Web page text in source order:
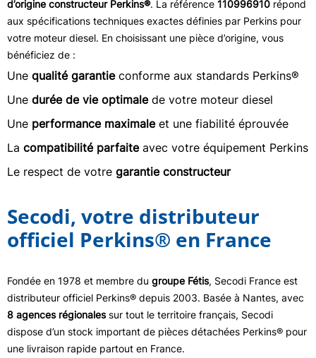
d’origine constructeur Perkins®. La référence 110996910 répond
aux spécifications techniques exactes définies par Perkins pour
votre moteur diesel. En choisissant une pièce d’origine, vous
bénéficiez de :
Une qualité garantieconforme aux standards Perkins®
Une durée de vie optimalede votre moteur diesel
Une performance maximaleet une fiabilité éprouvée
La compatibilité parfaiteavec votre équipement Perkins
Le respect de votre garantie constructeur
Secodi, votre distributeur
officiel Perkins® en France
Fondée en 1978 et membre du groupe Fétis, Secodi France est
distributeur officiel Perkins® depuis 2003. Basée à Nantes, avec
8 agences régionalessur tout le territoire français, Secodi
dispose d’un stock important de pièces détachées Perkins® pour
une livraison rapide partout en France.